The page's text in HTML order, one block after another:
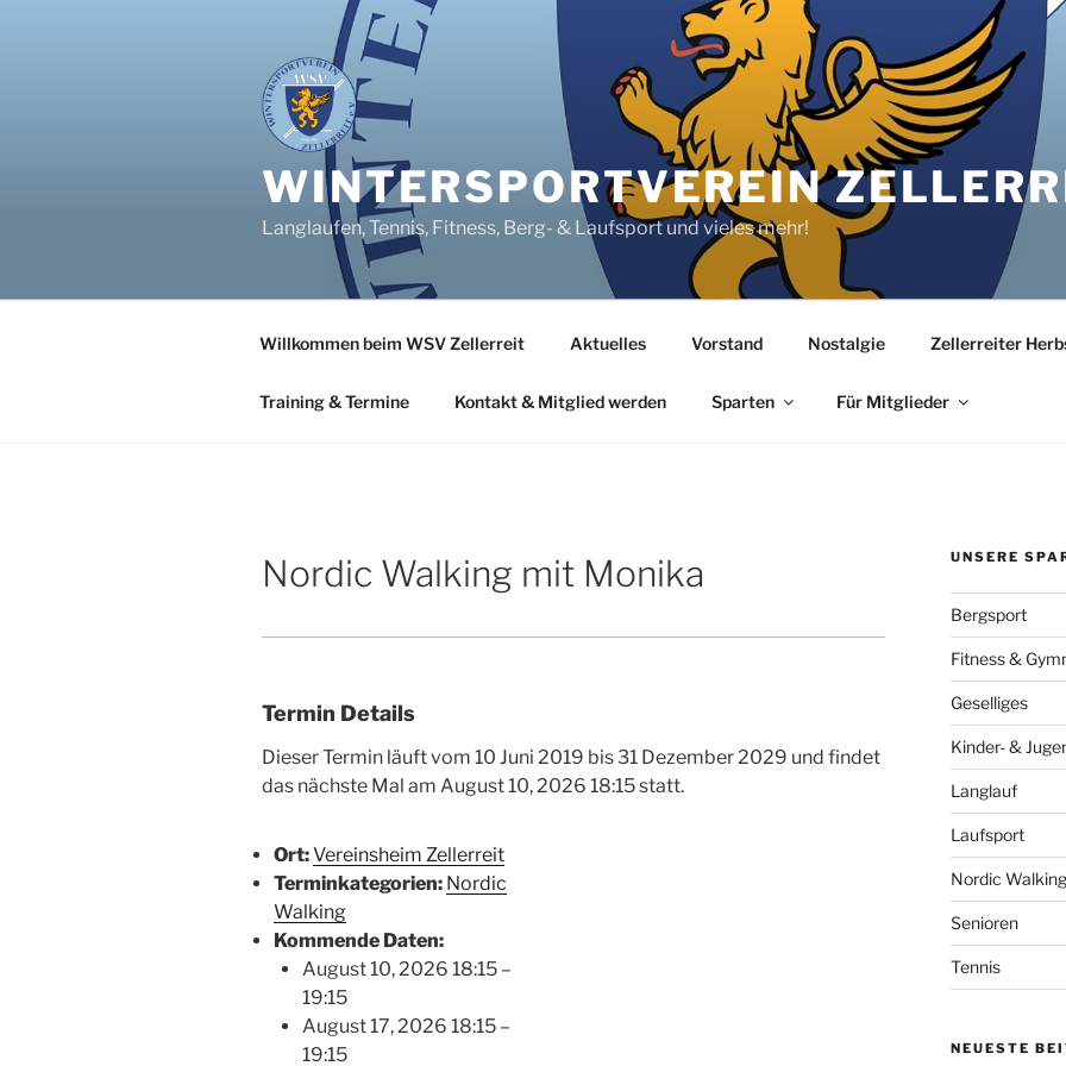
WINTERSPORTVEREIN
Langlaufen, Tennis, Fitness, Berg- & Laufsport und vieles mehr!
Willkommen beim WSV Zellerreit Aktuelles Vorstand Nostalgie Zellerreiter
Training & Termine Kontakt & Mitglied werden Sparten Für Mitglieder
Nordic Walking mit Monika
Termin Details
Dieser Termin läuft vom 10 Juni 2019 bis 31 Dezember 2029 und findet
das nächste Mal am August 10, 2026 18:15 statt.
Ort:Vereinsheim Zellerreit
Terminkategorien: Nordic
Walking
Kommende Daten:
August 10, 2026 18:15 –
19:15
August 17, 2026 18:15 –
19:15
UNSERE
Bergsport
Fitness &
Geselliges
Kinder- &
Langlauf
Laufsport
Nordic Walking
Senioren
Tennis
NEUESTE